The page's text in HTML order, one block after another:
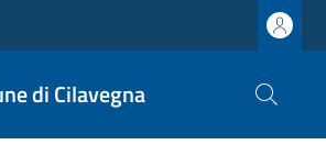
di Cilavegna